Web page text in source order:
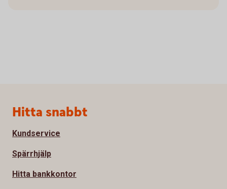
Sidfot
Hitta snabbt
Kundservice
Spärrhjälp
Hitta bankkontor